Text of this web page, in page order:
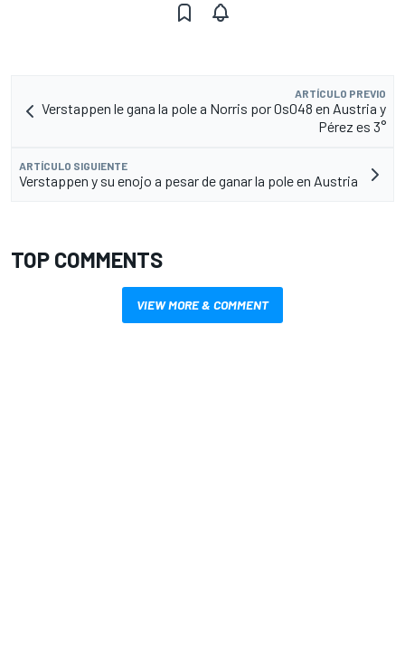
ARTÍCULO PREVIO
Verstappen le gana la pole a Norris por 0s048 en Austria y
Pérez es 3°
ARTÍCULO SIGUIENTE
Verstappen y su enojo a pesar de ganar la pole en Austria
TOP COMMENTS
VIEW MORE & COMMENT